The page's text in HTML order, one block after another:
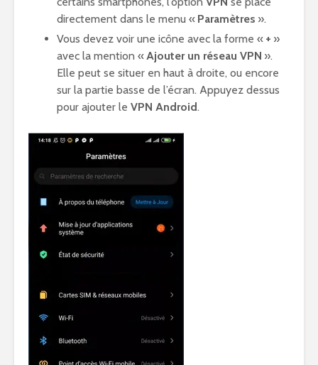
directement dans le menu « Paramètres ».
Vous devez voir une icône avec la forme « + »
avec la mention «Ajouter un réseau VPN ».
Elle peut se situer en haut à droite, ou encore
sur la partie basse de l’écran. Appuyez dessus
pour ajouter le VPN Android.